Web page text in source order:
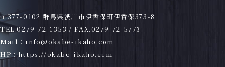
〒377-0102 群馬県渋川市伊香保町伊香保373-8
TEL.0279-72-3353 / FAX.0279-72-5773
Mail： info@okabe-ikaho.com
HP： https://okabe-ikaho.com